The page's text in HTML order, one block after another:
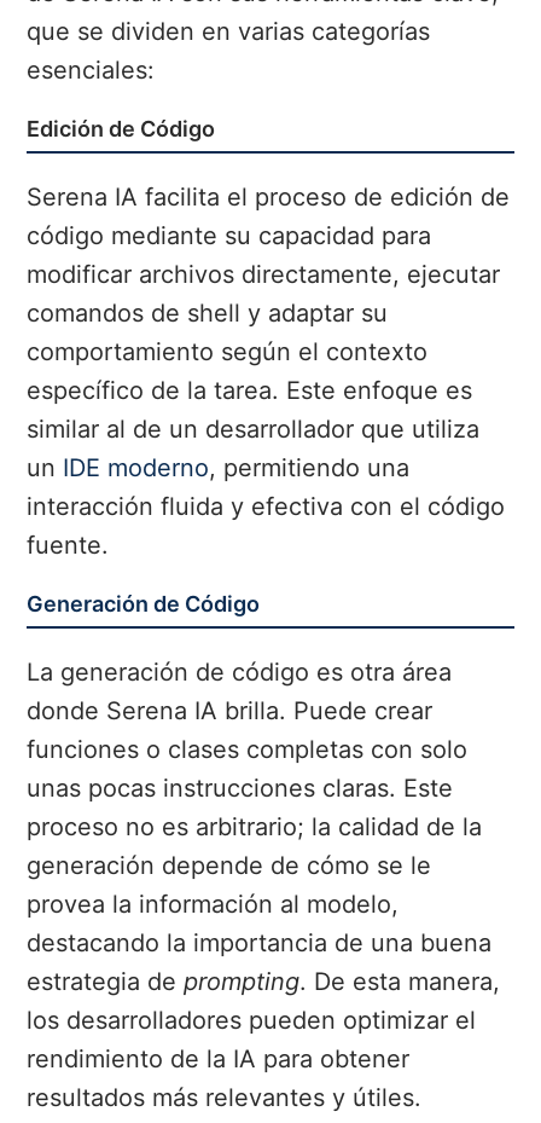
que se dividen en varias categorías
esenciales:
Edición de Código
Serena IA facilita el proceso de edición de
código mediante su capacidad para
modificar archivos directamente, ejecutar
comandos de shell y adaptar su
comportamiento según el contexto
específico de la tarea. Este enfoque es
similar al de un desarrollador que utiliza
un IDE moderno, permitiendo una
interacción fluida y efectiva con el código
fuente.
Generación de Código
La generación de código es otra área
donde Serena IA brilla. Puede crear
funciones o clases completas con solo
unas pocas instrucciones claras. Este
proceso no es arbitrario; la calidad de la
generación depende de cómo se le
provea la información al modelo,
destacando la importancia de una buena
estrategia deprompting. De esta manera,
los desarrolladores pueden optimizar el
rendimiento de la IA para obtener
resultados más relevantes y útiles.